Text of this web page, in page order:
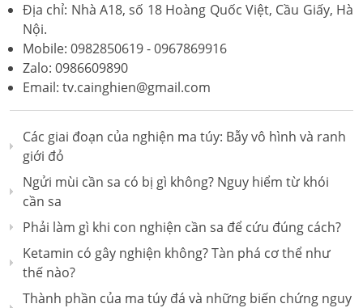
Địa chỉ: Nhà A18, số 18 Hoàng Quốc Việt, Cầu Giấy, Hà
Nội.
Mobile: 0982850619 - 0967869916
Zalo: 0986609890
Email: tv.cainghien@gmail.com
Các giai đoạn của nghiện ma túy: Bẫy vô hình và ranh
giới đỏ
Ngửi mùi cần sa có bị gì không? Nguy hiểm từ khói
cần sa
Phải làm gì khi con nghiện cần sa để cứu đúng cách?
Ketamin có gây nghiện không? Tàn phá cơ thể như
thế nào?
Thành phần của ma túy đá và những biến chứng nguy